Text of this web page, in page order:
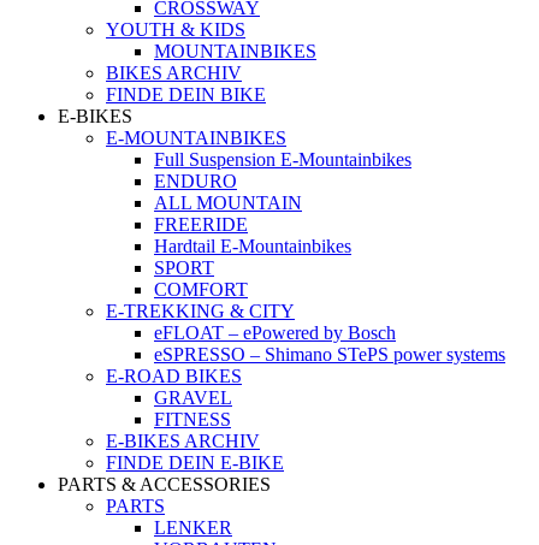
CROSSWAY
YOUTH & KIDS
MOUNTAINBIKES
BIKES ARCHIV
FINDE DEIN BIKE
E-BIKES
E-MOUNTAINBIKES
Full Suspension E-Mountainbikes
ENDURO
ALL MOUNTAIN
FREERIDE
Hardtail E-Mountainbikes
SPORT
COMFORT
E-TREKKING & CITY
eFLOAT – ePowered by Bosch
eSPRESSO – Shimano STePS power systems
E-ROAD BIKES
GRAVEL
FITNESS
E-BIKES ARCHIV
FINDE DEIN E-BIKE
PARTS & ACCESSORIES
PARTS
LENKER